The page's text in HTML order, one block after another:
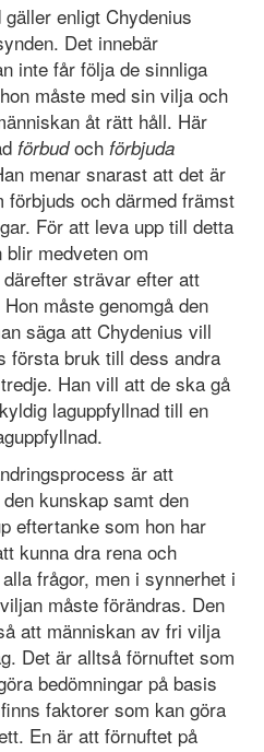
enligt Chydenius
Det innebär
inte får följa de sinnliga
måste med sin vilja och
åt rätt håll. Här
förbudoch förbjuda
menar snarast att det är
och därmed främst
För att leva upp till detta
medveten om
strävar efter att
måste genomgå den
säga att Chydenius vill
första bruk till dess andra
Han vill att de ska gå
laguppfyllnad till en
är att
kunskap samt den
eftertanke som hon har
kunna dra rena och
frågor, men i synnerhet i
måste förändras. Den
att människan av fri vilja
Det är alltså förnuftet som
bedömningar på basis
faktorer som kan göra
En är att förnuftet på